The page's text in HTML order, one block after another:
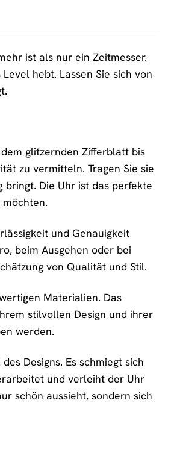
ist als nur ein Zeitmesser.
hebt. Lassen Sie sich von
glitzernden Zifferblatt bis
zu vermitteln. Tragen Sie sie
bringt. Die Uhr ist das perfekte
und Genauigkeit
beim Ausgehen oder bei
von Qualität und Stil.
Materialien. Das
stilvollen Design und ihrer
werden.
Designs. Es schmiegt sich
und verleiht der Uhr
schön aussieht, sondern sich